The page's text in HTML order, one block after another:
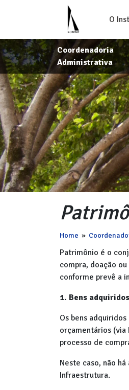
O
Coordenadoria
Administrativa
Home »
Patrimônio é o
compra, doação
conforme prevê a
1. Bens
Os bens
orçamentários (via
processo de
Neste caso, não
Infraestrutura.